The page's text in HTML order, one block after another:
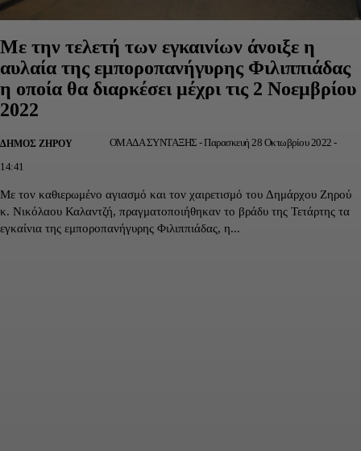
Με την τελετή των εγκαινίων άνοιξε η
αυλαία της εμποροπανήγυρης Φιλιππιάδας
η οποία θα διαρκέσει μέχρι τις 2 Νοεμβρίου
2022
ΔΉΜΟΣ ΖΗΡΟΎ ΟΜΑΔΑ ΣΥΝΤΑΞΗΣ -Παρασκευή 28 Οκτωβρίου 2022 -
14:41
Με τον καθιερωμένο αγιασμό και τον χαιρετισμό του Δημάρχου Ζηρού
κ. Νικόλαου Καλαντζή, πραγματοποιήθηκαν το βράδυ της Τετάρτης τα
εγκαίνια της εμποροπανήγυρης Φιλιππιάδας, η...